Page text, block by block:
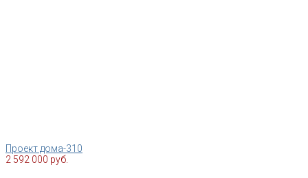
Проект дома-310
2 592 000 руб.